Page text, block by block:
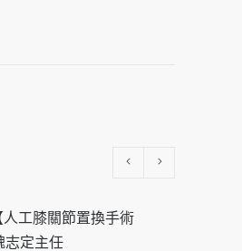
工膝關節置換手術
志定主任